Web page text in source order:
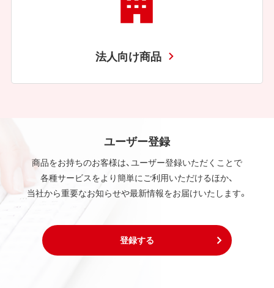
法人向け商品
ユーザー登録
商品をお持ちのお客様は、ユーザー登録いただくことで
各種サービスをより簡単にご利用いただけるほか、
当社から重要なお知らせや最新情報をお届けいたします。
登録する